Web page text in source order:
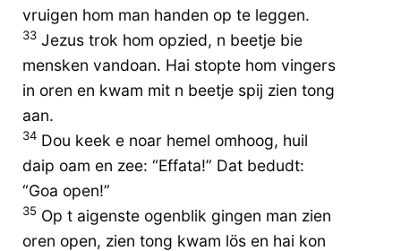
vruigen hom man handen op te leggen.
33 Jezus trok hom opzied, n beetje bie
mensken vandoan. Hai stopte hom vingers
in oren en kwam mit n beetje spij zien tong
aan.
34 Dou keek e noar hemel omhoog, huil
daip oam en zee: “Effata!” Dat bedudt:
“Goa open!”
35 Op t aigenste ogenblik gingen man zien
oren open, zien tong kwam lös en hai kon